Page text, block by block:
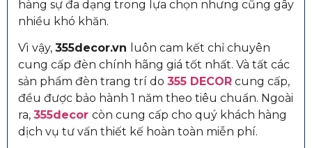
hàng sự đa dạng trong lựa chọn nhưng cũng gây
nhiều khó khăn.
Vì vậy, 355decor.vn
luôn cam kết chỉ chuyên
cung cấp đèn chính hãng giá tốt nhất. Và tất các
sản phẩm đèn trang trí do 355 DECOR cung cấp,
đều được bảo hành 1 năm theo tiêu chuẩn. Ngoài
ra, 355decor còn cung cấp cho quý khách hàng
dịch vụ tư vấn thiết kế hoàn toàn miễn phí.